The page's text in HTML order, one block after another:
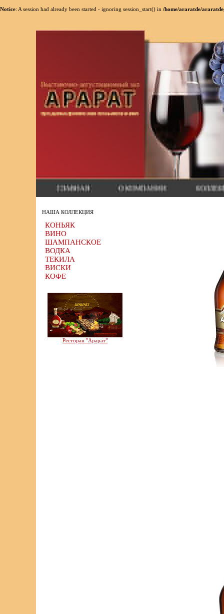
Notice: A session had already been started - ignoring session_start() in /home/araratde/
НАША КОЛЛЕКЦИЯ
КОНЬЯК
ВИНО
ШАМПАНСКОЕ
ВОДКА
ТЕКИЛА
ВИСКИ
КОФЕ
Ресторан "Арарат"